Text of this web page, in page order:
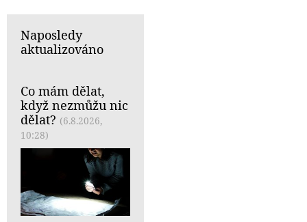
Naposledy
aktualizováno
Co mám dělat,
když nezmůžu nic
dělat? (6.8.2026,
10:28)